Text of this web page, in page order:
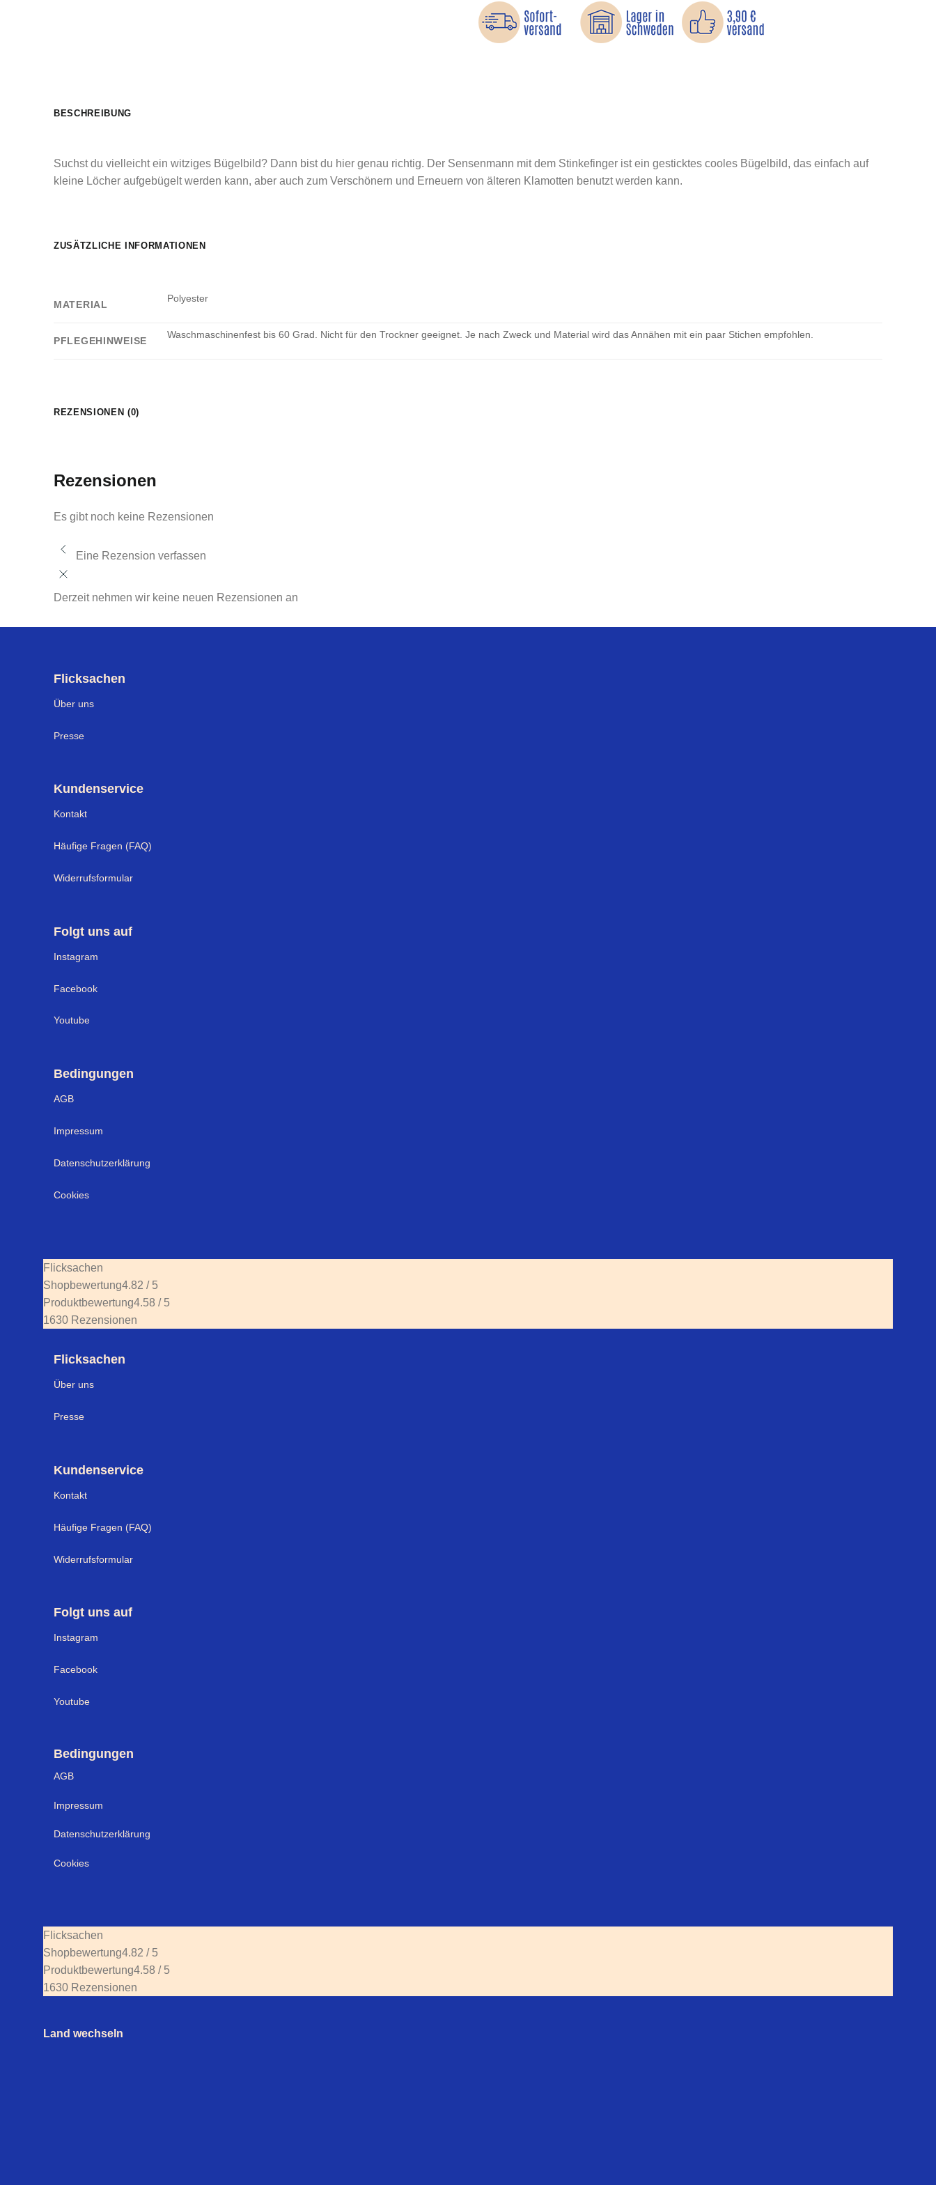
BESCHREIBUNG
Suchst du vielleicht ein witziges Bügelbild? Dann bist du hier genau richtig. Der Sensenmann mit dem Stinkefinger ist ein gesticktes cooles Bügelbild, das einfach auf
kleine Löcher aufgebügelt werden kann, aber auch zum Verschönern und Erneuern von älteren Klamotten benutzt werden kann.
ZUSÄTZLICHE INFORMATIONEN
MATERIAL
Polyester
PFLEGEHINWEISE
Waschmaschinenfest bis 60 Grad. Nicht für den Trockner geeignet. Je nach Zweck und Material wird das Annähen mit ein paar Stichen empfohlen.
REZENSIONEN (0)
Rezensionen
Es gibt noch keine Rezensionen
Eine Rezension verfassen
Derzeit nehmen wir keine neuen Rezensionen an
Flicksachen
Über uns
Presse
Kundenservice
Kontakt
Häufige Fragen (FAQ)
Widerrufsformular
Folgt uns auf
Instagram
Facebook
Youtube
Bedingungen
AGB
Impressum
Datenschutzerklärung
Cookies
Flicksachen
Shopbewertung4.82 / 5
Produktbewertung4.58 / 5
1630 Rezensionen
Flicksachen
Über uns
Presse
Kundenservice
Kontakt
Häufige Fragen (FAQ)
Widerrufsformular
Folgt uns auf
Instagram
Facebook
Youtube
Bedingungen
AGB
Impressum
Datenschutzerklärung
Cookies
Flicksachen
Shopbewertung4.82 / 5
Produktbewertung4.58 / 5
1630 Rezensionen
Land wechseln